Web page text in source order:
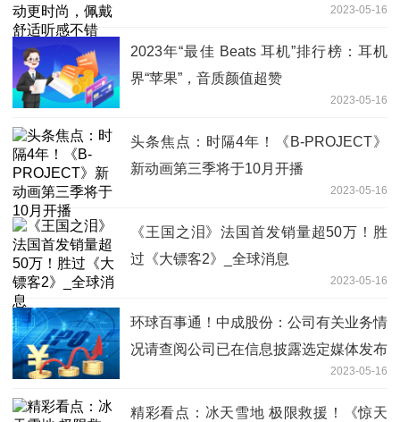
2023-05-16
2023年“最佳 Beats 耳机”排行榜：耳机
界“苹果”，音质颜值超赞
2023-05-16
头条焦点：时隔4年！《B-PROJECT》
新动画第三季将于10月开播
2023-05-16
《王国之泪》法国首发销量超50万！胜
过《大镖客2》_全球消息
2023-05-16
环球百事通！中成股份：公司有关业务情
况请查阅公司已在信息披露选定媒体发布
2023-05-16
精彩看点：冰天雪地 极限救援！《惊天